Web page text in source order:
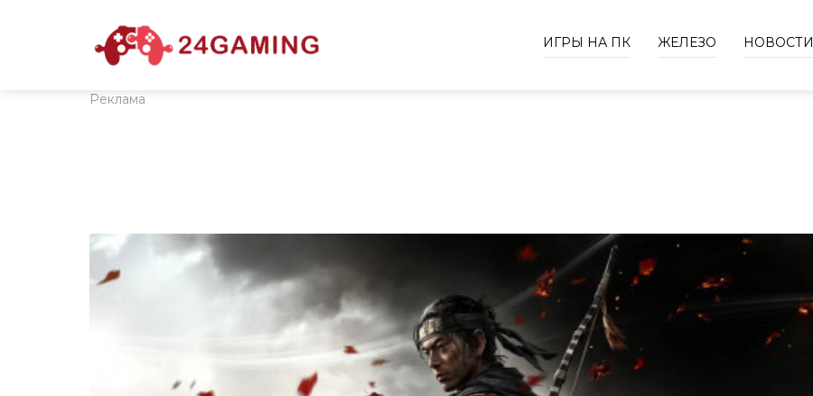
ИГРЫ НА ПК ЖЕЛЕЗО НОВОСТИ
Реклама